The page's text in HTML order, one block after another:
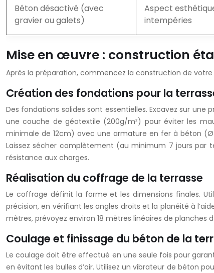
Béton désactivé (avec
gravier ou galets)
Aspect
intempéries
Mise en œuvre : construction
Après la préparation, commencez la construction de
Création des fondations pour la
Des fondations solides sont essentielles. Excavez sur
une couche de géotextile (200g/m²) pour éviter les
minimale de 12cm) avec une armature en fer à béton (Ø
Laissez sécher complètement (au minimum 7 jours par
résistance aux charges.
Réalisation du coffrage de la terrasse
Le coffrage définit la forme et les dimensions finales.
précision, en vérifiant les angles droits et la planéité à
mètres, prévoyez environ 18 mètres linéaires de planches
Coulage et finissage du béton de la
Le coulage doit être effectué en une seule fois pour
en évitant les bulles d’air. Utilisez un vibrateur de béton